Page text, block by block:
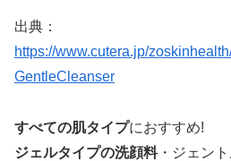
出典：
https://www.cutera.jp/
GentleCleanser
すべての肌タイプにおすすめ!
ジェルタイプの洗顔料・ジェン